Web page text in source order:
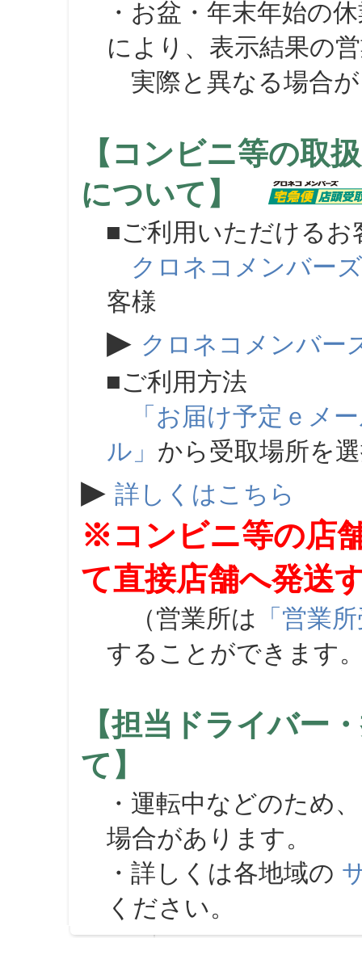
・お盆・年末年始の
により、表示結果の
実際と異なる場合が
【コンビニ等の取
について】
■ご利用いただけるお
クロネコメンバーズ
客様
▶ クロネコメンバー
■ご利用方法
「お届け予定ｅメ
ル」 から受取場所を
▶ 詳しくはこちら
※コンビニ等の店
て直接店舗へ発送
（営業所は 「営業
することができます
【担当ドライバー
て】
・運転中などのため
場合があります。
・詳しくは各地域の
ください。